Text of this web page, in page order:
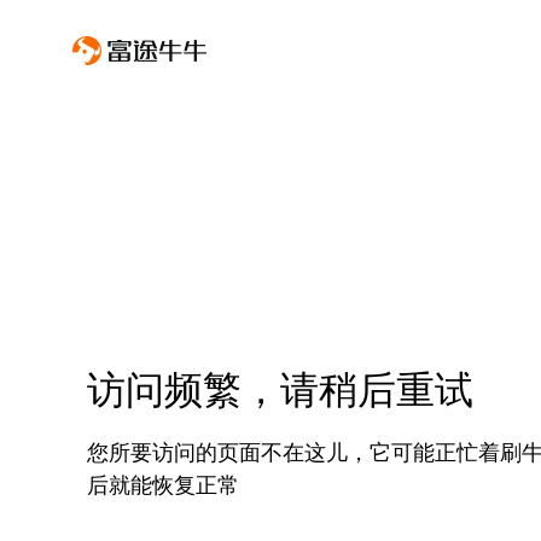
访问频繁，请稍后重试
您所要访问的页面不在这儿，它可能正忙着刷
后就能恢复正常